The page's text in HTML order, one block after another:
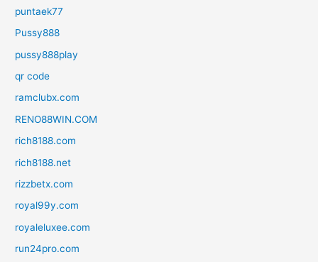
puntaek77
Pussy888
pussy888play
qr code
ramclubx.com
RENO88WIN.COM
rich8188.com
rich8188.net
rizzbetx.com
royal99y.com
royaleluxee.com
run24pro.com